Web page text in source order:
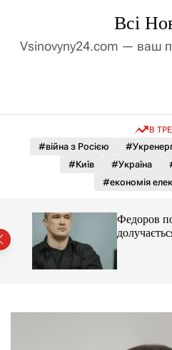
д
у
Всі
Vsinovyny24.com — ваш
В
#війна з Росією
#Київ
#Україна
#економія
Федоров